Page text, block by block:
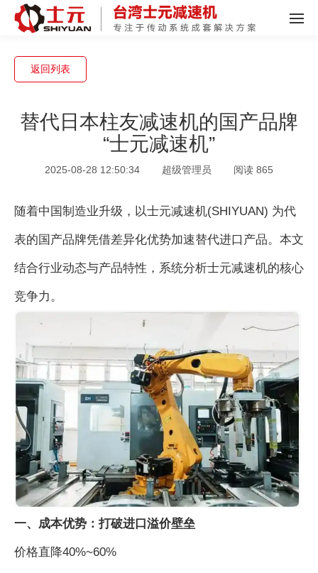
返回列表
替代日本柱友减速机的国产品牌
“士元减速机”
2025-08-28 12:50:34 超级管理员 阅读 865
随着中国制造业升级，以士元减速机(SHIYUAN) 为代
表的国产品牌凭借差异化优势加速替代进口产品。本文
结合行业动态与产品特性，系统分析士元减速机的核心
竞争力。
一、成本优势：打破进口溢价壁垒
价格直降40%~60%